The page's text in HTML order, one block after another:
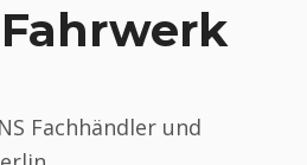
Fachhändler und